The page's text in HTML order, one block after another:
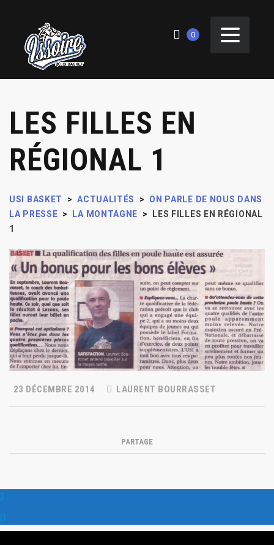
0
LES FILLES EN
RÉGIONAL 1
USI BASKET > ACTUALITÉS >
ON PARLE DE NOUS DANS
LA PRESSE > LA MONTAGNE >
LES FILLES EN RÉGIONAL
1
23 DÉCEMBRE 2014 LAURENT BOURRASSET
PARTAGE